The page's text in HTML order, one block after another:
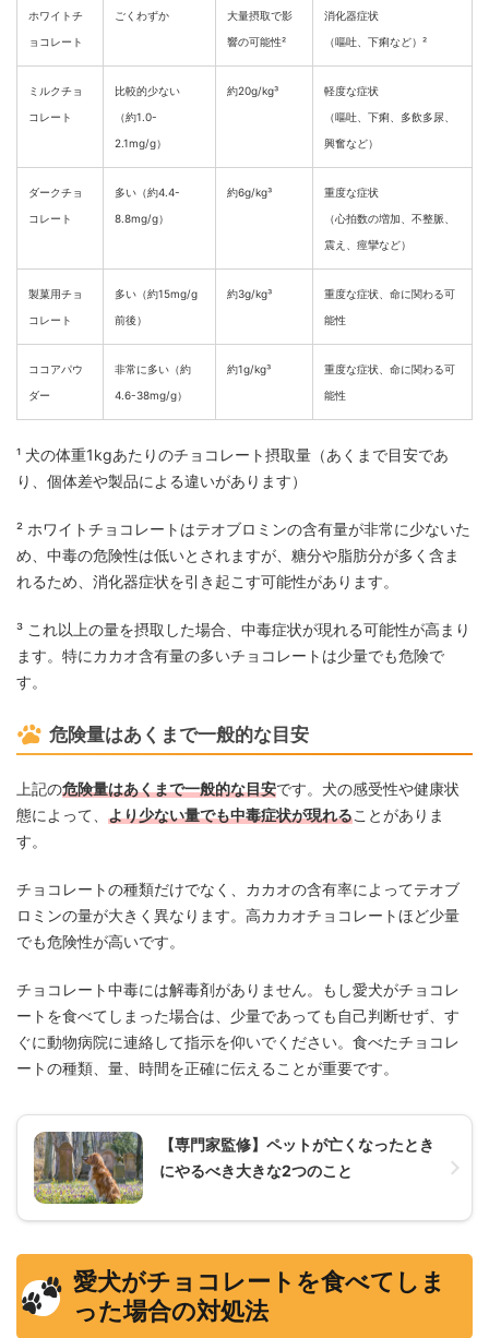
ホワイトチ
ョコレート
ごくわずか
大量摂取で影
響の可能性²
消化器症状
（嘔吐、下痢など）²
ミルクチョ
コレート
比較的少ない
（約1.0-
2.1mg/g）
約20g/kg³
軽度な症状
（嘔吐、下痢、多飲多尿、
興奮など）
ダークチョ
コレート
多い（約4.4-
8.8mg/g）
約6g/kg³
重度な症状
（心拍数の増加、不整脈、
震え、痙攣など）
製菓用チョ
コレート
多い（約15mg/g
前後）
約3g/kg³
重度な症状、命に関わる可
能性
ココアパウ
ダー
非常に多い（約
4.6-38mg/g）
約1g/kg³
重度な症状、命に関わる可
能性
¹ 犬の体重1kgあたりのチョコレート摂取量（あくまで目安であ
り、個体差や製品による違いがあります）
² ホワイトチョコレートはテオブロミンの含有量が非常に少ないた
め、中毒の危険性は低いとされますが、糖分や脂肪分が多く含ま
れるため、消化器症状を引き起こす可能性があります。
³ これ以上の量を摂取した場合、中毒症状が現れる可能性が高まり
ます。特にカカオ含有量の多いチョコレートは少量でも危険で
す。
危険量はあくまで一般的な目安
上記の危険量はあくまで一般的な目安です。犬の感受性や健康状
態によって、 より少ない量でも中毒症状が現れることがありま
す。
チョコレートの種類だけでなく、カカオの含有率によってテオブ
ロミンの量が大きく異なります。高カカオチョコレートほど少量
でも危険性が高いです。
チョコレート中毒には解毒剤がありません。もし愛犬がチョコレ
ートを食べてしまった場合は、少量であっても自己判断せず、す
ぐに動物病院に連絡して指示を仰いでください。食べたチョコレ
ートの種類、量、時間を正確に伝えることが重要です。
【専門家監修】ペットが亡くなったとき
にやるべき大きな2つのこと
愛犬がチョコレートを食べてしま
った場合の対処法